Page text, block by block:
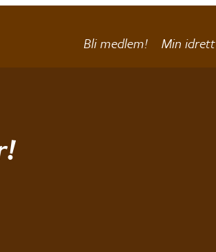
Bli medlem! Min idrett